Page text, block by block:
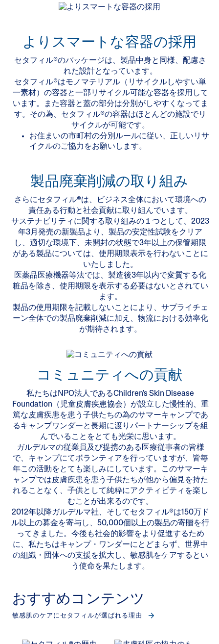
よりスマートな容器の採用
セタフィル®のパッケージは、製品中身と同様、配慮さ
れた設計となっています。
セタフィル®はモノマテリアル（リサイクルしやすい単
一素材）の容器と一部リサイクル可能な容器を採用して
います。また容器と蓋の部分は分別がしやすくなってま
す。その為、セタフィル®の容器はほとんどの施設でリ
サイクルが可能です。
お住まいの市町村の分別ルールに従い、正しいリサ
イクルのご協力をお願いします。
製品廃棄削減の取り組み
さらにセタフィル®は、ビジネス全体において環境への
責任ある行動と社会貢献に取り組んでいます。
サステナビリティに関する取り組みの１つとして、2023
年3月発売の新製品より、製品の安定性試験をクリア
し、適切な環境下、未開封の状態で3年以上の保管期限
がある製品については、使用期限表示を行わないことに
いたしました。
医薬品医療機器等法では、製造後3年以内で変質する化
粧品を除き、使用期限を表示する必要はないとされてい
ます。
製品の使用期限を記載しないことにより、サプライチェ
ーン全体での製品廃棄削減に加え、物流における効率化
が期待されます。
コミュニティへの貢献
私たちはNPO法人であるChildren's Skin Disease
Foundation（児童皮膚疾患協会）が設立した慢性的、重
篤な皮膚疾患を患う子供たちの為のサマーキャンプであ
るキャンプワンダーと長期に渡りパートナーシップを組
んでいることをとても光栄に思います。
ガルデルマの従業員及び提携のある医療従事者の皆様
で、キャンプにてボランティアを行っていますが、皆毎
年この活動をとても楽しみにしています。このサマーキ
ャンプでは皮膚疾患を患う子供たちが他から偏見を持た
れることなく、子供として純粋にアクティビティを楽し
むことが出来るのです。
2012年以降ガルデルマ社、そしてセタフィル®は150万ド
ル以上の募金を寄与し、50,000個以上の製品の寄贈を行
ってきました。今後も社会的影響をより促進するため
に、私たちはキャンプ・ワンダーにとどまらず、世界中
の組織・団体への支援を拡大し、敏感肌をケアするとい
う使命を果たします。
おすすめコンテンツ
敏感肌のケアにセタフィルが選ばれる理由